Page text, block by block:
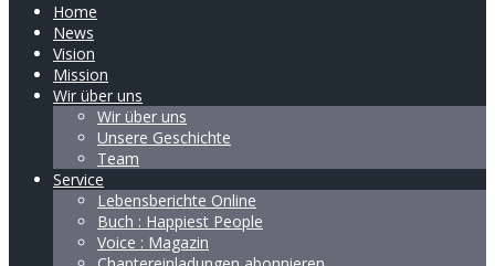
Home
News
Vision
Mission
Wir über uns
Wir über uns
Unsere Geschichte
Team
Service
Lebensberichte Online
Buch : Happiest People
Voice : Magazin